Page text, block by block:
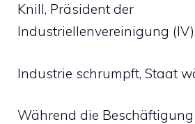
Knill, Präsident der
Industriellenvereinigung (IV).
Industrie schrumpft, Staat
Während die